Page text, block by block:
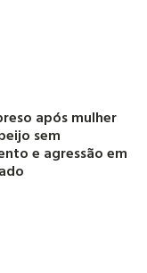
após mulher
sem
e agressão em